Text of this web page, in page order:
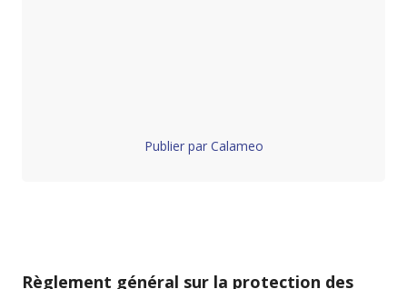
Publier par Calameo
Règlement général sur la protection des